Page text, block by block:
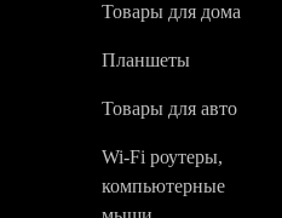
Товары для дома
Планшеты
Товары для авто
Wi-Fi роутеры,
компьютерные